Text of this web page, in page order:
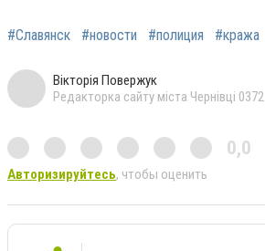
#Славянск #новости #полиция #кража
Вікторія Повержук
Редакторка сайту міста Чернівці 0372
0,0
Авторизируйтесь, чтобы оценить